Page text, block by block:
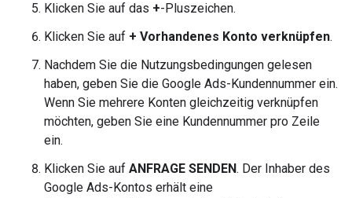
Klicken Sie auf das +-Pluszeichen.
Klicken Sie auf + Vorhandenes Konto verknüpfen.
Nachdem Sie die Nutzungsbedingungen gelesen
haben, geben Sie die Google Ads-Kundennummer ein.
Wenn Sie mehrere Konten gleichzeitig verknüpfen
möchten, geben Sie eine Kundennummer pro Zeile
ein.
Klicken Sie auf ANFRAGE SENDEN. Der Inhaber des
Google Ads-Kontos erhält eine